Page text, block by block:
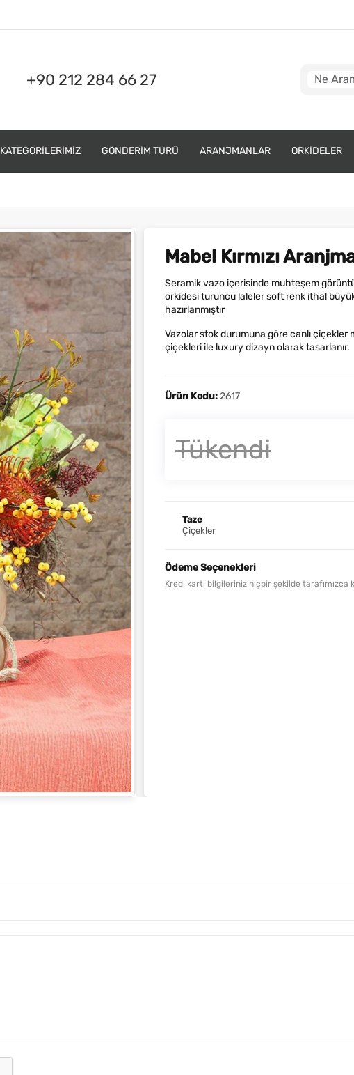
+90 212 284 66 27
KATEGORILERIMIZ GÖNDERIM TÜRÜ ARANJMANLAR ORKIDELER
Mabel Kırmızı
Seramik vazo içerisinde muhteşem
orkidesi turuncu laleler soft renk ithal
hazırlanmıştır
Vazolar stok durumuna göre canlı çiçekler
çiçekleri ile luxury dizayn olarak tasarlanır.
Ürün Kodu:2617
Tükendi
Taze
Çiçekler
Ödeme Seçenekleri
Kredi kartı bilgileriniz hiçbir şekilde tarafımızca